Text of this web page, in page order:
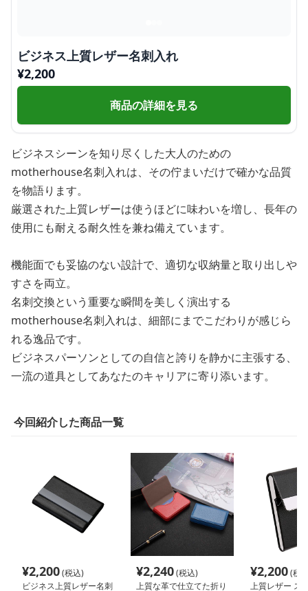
ビジネス上質レザー名刺入れ
¥2,200
商品の詳細を見る
ビジネスシーンを知り尽くした大人のための
motherhouse名刺入れは、その佇まいだけで確かな品質
を物語ります。
厳選された上質レザーは使うほどに味わいを増し、長年の
使用にも耐える耐久性を兼ね備えています。
機能面でも妥協のない設計で、適切な収納量と取り出しや
すさを両立。
名刺交換という重要な瞬間を美しく演出する
motherhouse名刺入れは、細部にまでこだわりが感じら
れる逸品です。
ビジネスパーソンとしての自信と誇りを静かに主張する、
一流の道具としてあなたのキャリアに寄り添います。
今回紹介した商品一覧
¥2,200(税込)
ビジネス上質レザー名刺
¥2,240(税込)
上質な革で仕立てた折り
¥2,200(税
上質レザー ス